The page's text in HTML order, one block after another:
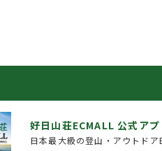
好日山荘ECMALL 公式アプ
日本最大級の登山・アウトドア